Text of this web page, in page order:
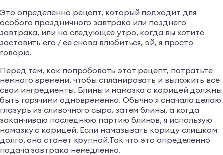
Это определенно рецепт, который подходит для
особого праздничного завтрака или позднего
завтрака, или на следующее утро, когда вы хотите
заставить его / ее снова влюбиться, эй, я просто
говорю.
Перед тем, как попробовать этот рецепт, потратьте
немного времени, чтобы спланировать и выложить все
свои ингредиенты. Блины и намазка с корицей должны
быть горячими одновременно. Обычно я сначала делаю
глазурь из сливочного сыра, затем блины, а когда
заканчиваю последнюю партию блинов, я использую
намазку с корицей. Если намазывать корицу слишком
долго, она станет крупной.Так что это определенно
подача завтрака немедленно.